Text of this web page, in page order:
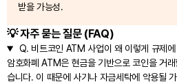
받을 가능성.
💡 자주 묻는 질문 (FAQ)
Q. 비트코인 ATM 사업이 왜 이렇게 규제
암호화폐 ATM은 현금을 기반으로 코인을 거
습니다. 이 때문에 사기나 자금세탁에 악용될